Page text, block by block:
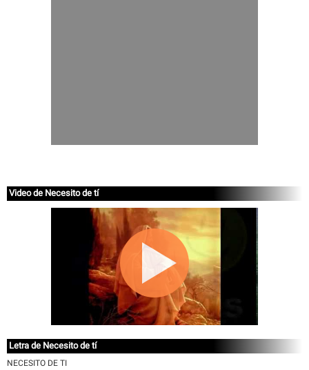
Video de Necesito de tí
Letra de Necesito de tí
NECESITO DE TI